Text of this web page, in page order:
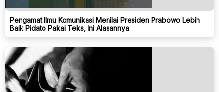
Pengamat Ilmu Komunikasi Menilai Presiden Prabowo Lebih
Baik Pidato Pakai Teks, Ini Alasannya